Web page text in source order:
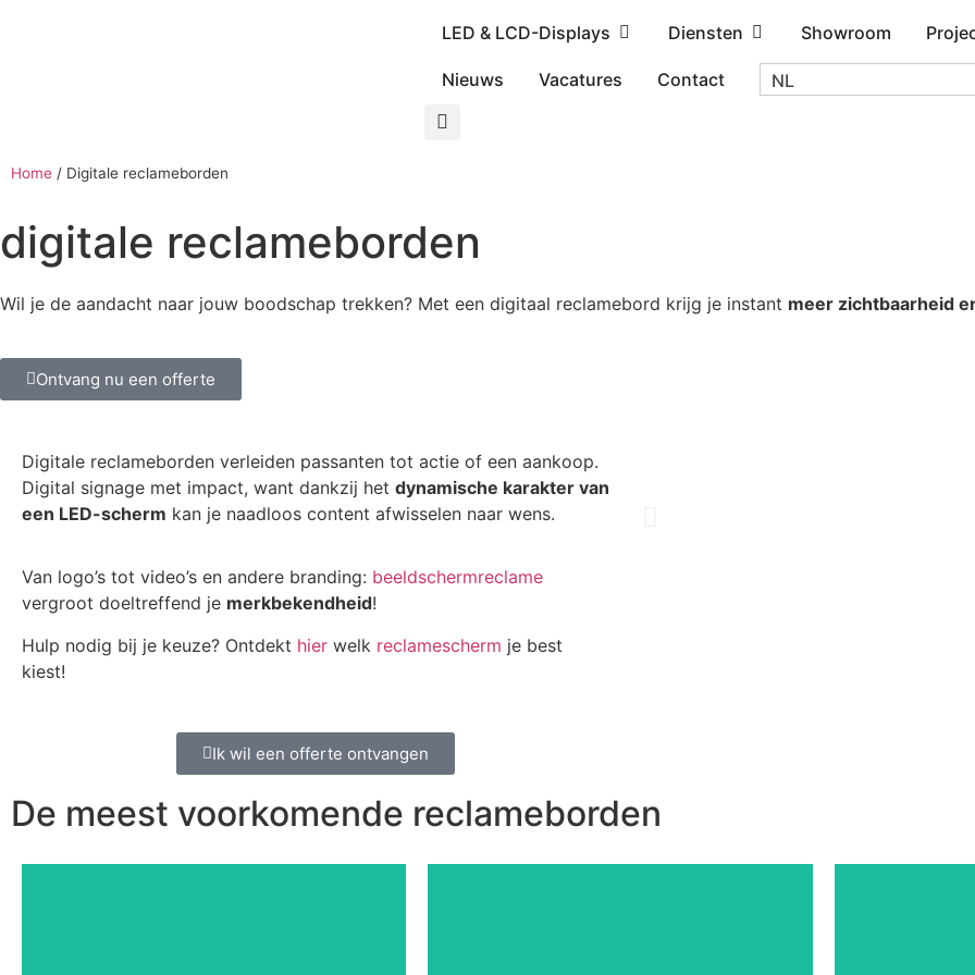
LED & LCD-Displays Diensten Showroom
Nieuws Vacatures Contact NL
Home / Digitale reclameborden
digitale reclameborden
Wil je de aandacht naar jouw boodschap trekken? Met een digitaal reclamebord krijg je instant meer zichtbaarheid
Ontvang nu een offerte
Digitale reclameborden verleiden passanten tot actie of een aankoop.
Digital signage met impact, want dankzij het dynamische karakter van
een LED-scherm kan je naadloos content afwisselen naar wens.
Van logo’s tot video’s en andere branding: beeldschermreclame
vergroot doeltreffend je merkbekendheid!
Hulp nodig bij je keuze? Ontdekt hier welk reclamescherm je best
kiest!
Ik wil een offerte ontvangen
De meest voorkomende reclameborden